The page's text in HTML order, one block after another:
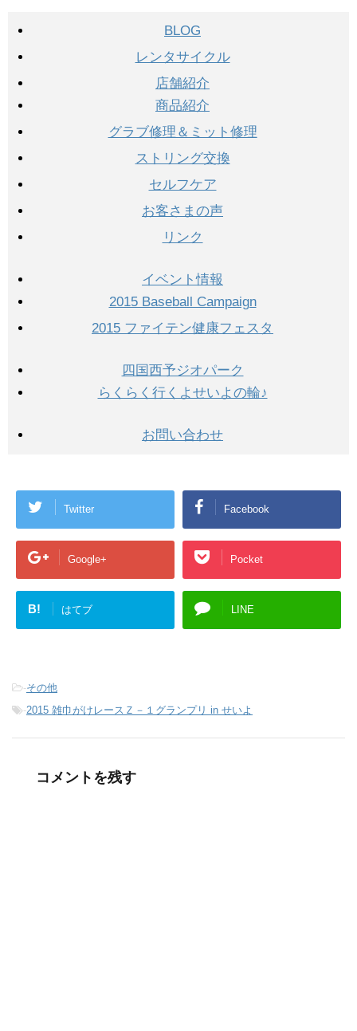
BLOG
レンタサイクル
店舗紹介
商品紹介
グラブ修理＆ミット修理
ストリング交換
セルフケア
お客さまの声
リンク
イベント情報
2015 Baseball Campaign
2015 ファイテン健康フェスタ
四国西予ジオパーク
らくらく行くよせいよの輪♪
お問い合わせ
Twitter Facebook
Google+ Pocket
B! はてブ LINE
-その他
-2015 雑巾がけレースＺ－１グランプリ in せいよ
コメントを残す